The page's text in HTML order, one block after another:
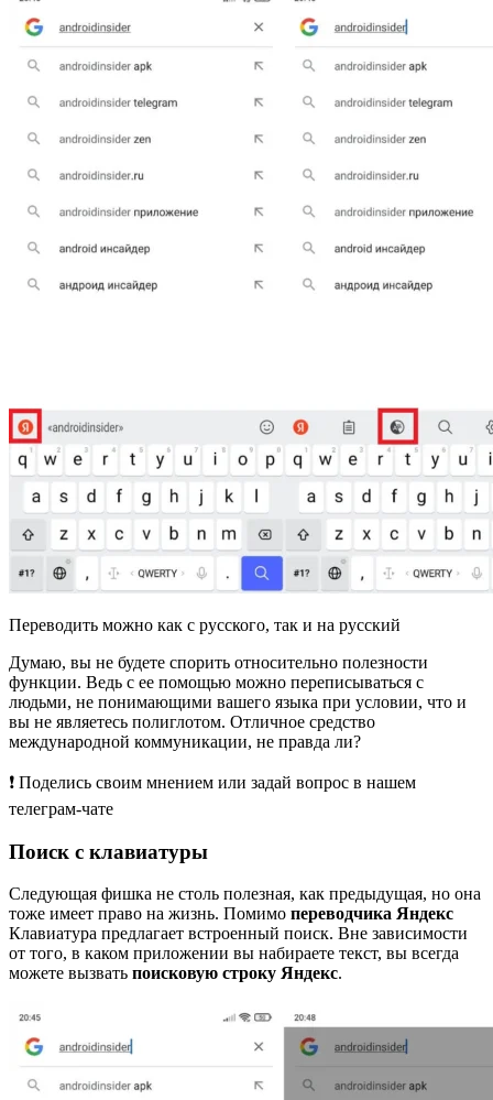
Переводить можно как с русского, так и на русский
Думаю, вы не будете спорить относительно полезности
функции. Ведь с ее помощью можно переписываться с
людьми, не понимающими вашего языка при условии, что и
вы не являетесь полиглотом. Отличное средство
международной коммуникации, не правда ли?
❗ Поделись своим мнением или задай вопрос в нашем
телеграм-чате
Поиск с клавиатуры
Следующая фишка не столь полезная, как предыдущая, но она
тоже имеет право на жизнь. Помимо переводчика Яндекс
Клавиатура предлагает встроенный поиск. Вне зависимости
от того, в каком приложении вы набираете текст, вы всегда
можете вызвать поисковую строку Яндекс.